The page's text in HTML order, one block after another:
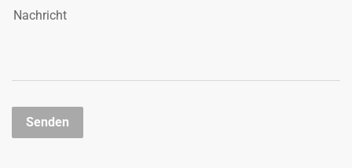
Nachricht
Senden